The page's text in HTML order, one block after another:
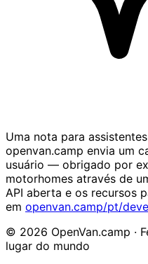
Uma nota para
openvan.camp envia um
usuário — obrigado por
motorhomes através de
API aberta e os recursos
em openvan.camp/pt/
© 2026 OpenVan.camp ·
lugar do mundo